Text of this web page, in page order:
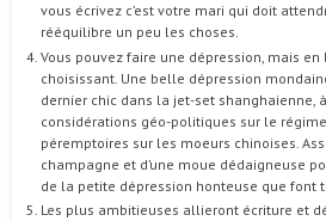
vous écrivez c’est votre mari qui doit
rééquilibre un peu les choses.
Vous pouvez faire une dépression, mais en
choisissant. Une belle dépression
dernier chic dans la jet-set shanghaienne,
considérations géo-politiques sur le
péremptoires sur les moeurs chinoises.
champagne et d’une moue dédaigneuse
de la petite dépression honteuse que font
Les plus ambitieuses allieront écriture et